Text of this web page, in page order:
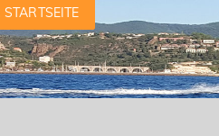
STARTSEITE